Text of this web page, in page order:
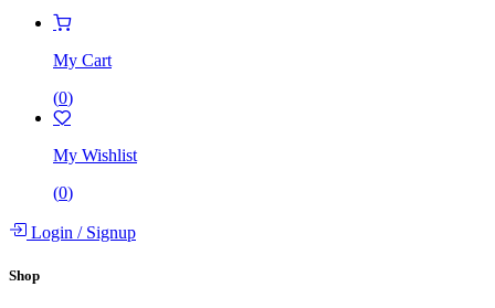
My Cart
(0)
My Wishlist
(0)
Login /Signup
Shop